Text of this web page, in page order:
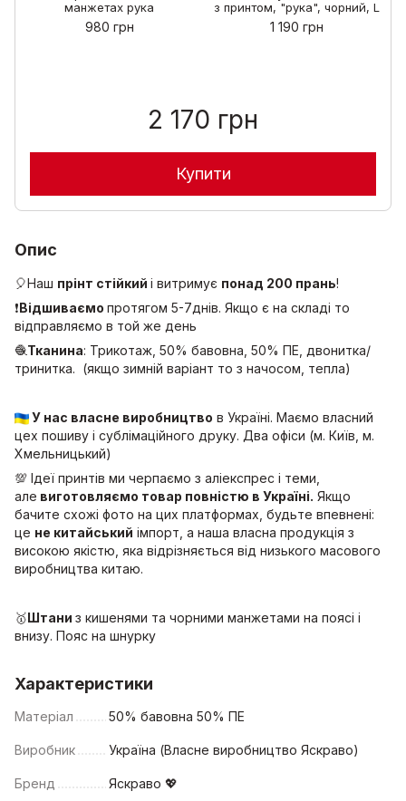
манжетах рука
980 грн
з принтом, "рука", чорний, L
1 190 грн
2 170 грн
Купити
Опис
🎈Наш прінт стійкий і витримує понад 200 прань!
❗Відшиваємо протягом 5-7днів. Якщо є на складі то
відправляємо в той же день
🧶Тканина: Трикотаж, 50% бавовна, 50% ПЕ, двонитка/
тринитка. (якщо зимній варіант то з начосом, тепла)
У нас власне виробництво в Україні. Маємо власний
цех пошиву і сублімаційного друку. Два офіси (м. Київ, м.
Хмельницький)
💯 Ідеї принтів ми черпаємо з аліекспрес і теми,
але виготовляємо товар повністю в Україні. Якщо
бачите схожі фото на цих платформах, будьте впевнені:
це не китайський імпорт, а наша власна продукція з
високою якістю, яка відрізняється від низького масового
виробництва китаю.
🥇Штани з кишенями та чорними манжетами на поясі і
внизу. Пояс на шнурку
Характеристики
Матеріал 50% бавовна 50% ПЕ
Виробник Україна (Власне виробництво Яскраво)
Бренд Яскраво 💖